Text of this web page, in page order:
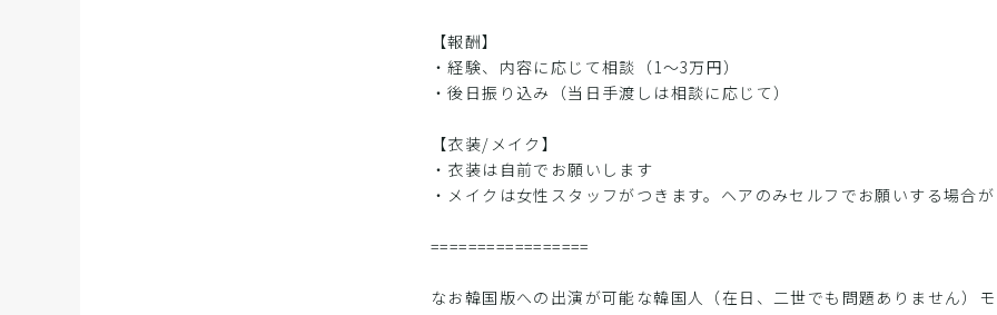
【報酬】
・経験、内容に応じて相談（1〜3万円）
・後日振り込み（当日手渡しは相談に応じて）
【衣装/メイク】
・衣装は自前でお願いします
・メイクは女性スタッフがつきます。ヘアのみセルフでお願いする場合
=================
なお韓国版への出演が可能な韓国人（在日、二世でも問題ありません）